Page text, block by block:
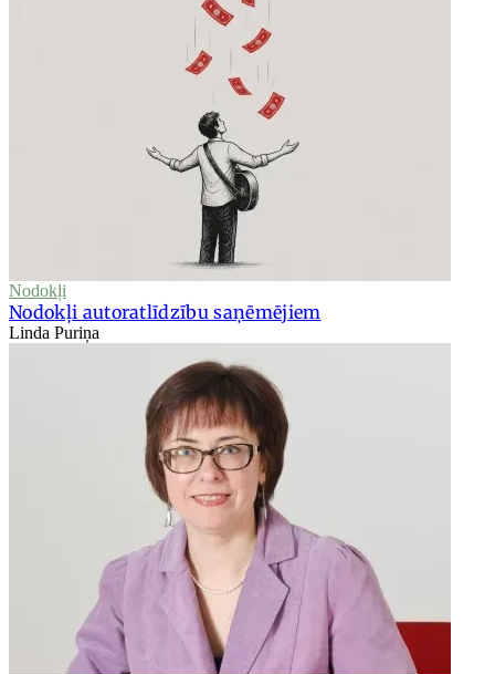
Nodokļi
Nodokļi autoratlīdzību saņēmējiem
Linda Puriņa